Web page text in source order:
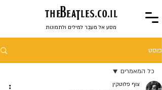
theBeaTles.co.il
מסע אל מעבֶר למילים ולתמונות
פוסט
כל המאמרים
צוף פלוטקין